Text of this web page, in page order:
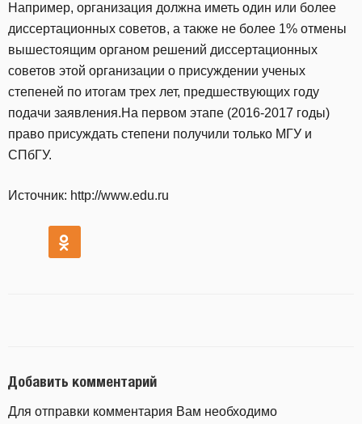
Например, организация должна иметь один или более
диссертационных советов, а также не более 1% отмены
вышестоящим органом решений диссертационных
советов этой организации о присуждении ученых
степеней по итогам трех лет, предшествующих году
подачи заявления.На первом этапе (2016-2017 годы)
право присуждать степени получили только МГУ и
СПбГУ.
Источник: http://www.edu.ru
Добавить комментарий
Для отправки комментария Вам необходимо